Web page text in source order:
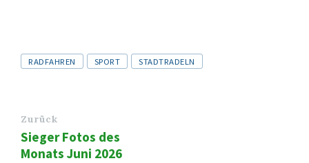
Tags
RADFAHREN SPORT STADTRADELN
Zurück
Sieger Fotos des
Monats Juni 2026